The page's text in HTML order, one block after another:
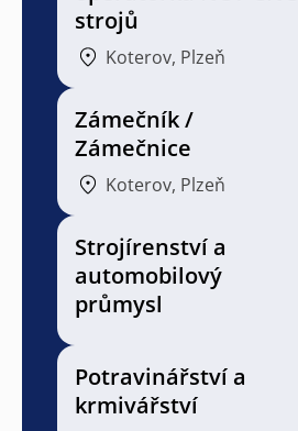
strojů
Koterov, Plzeň
Zámečník /
Zámečnice
Koterov, Plzeň
Strojírenství a
automobilový
průmysl
Potravinářství a
krmivářství